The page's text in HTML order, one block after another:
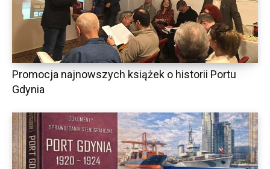
Promocja najnowszych książek o historii Portu
Gdynia